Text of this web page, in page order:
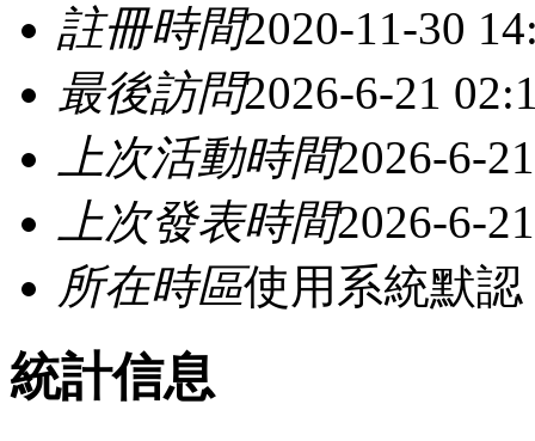
註冊時間2020-11-30
最後訪問2026-6-21
上次活動時間2026-6-
上次發表時間2026-6-
所在時區使用系統默認
統計信息